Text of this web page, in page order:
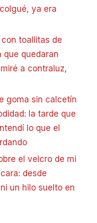
ya era
toallitas de
que quedaran
a contraluz,
goma sin calcetín
la tarde que
lo que el
el velcro de mi
desde
un hilo suelto en